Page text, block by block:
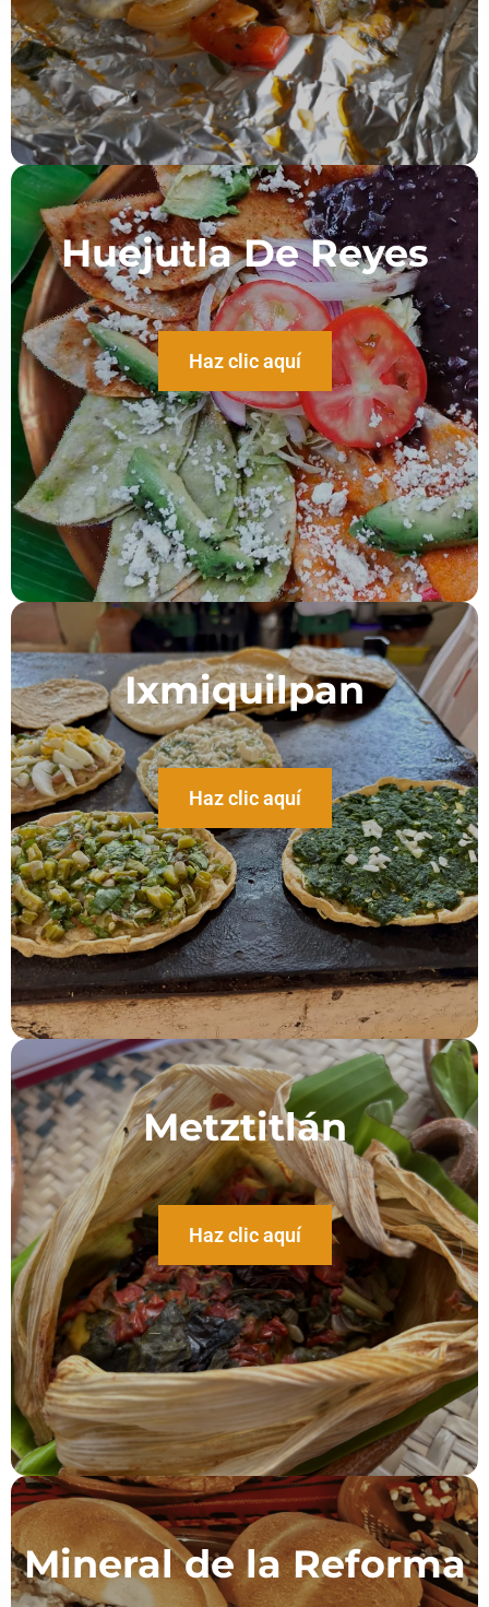
Huejutla De Reyes
Haz clic aquí
Ixmiquilpan
Haz clic aquí
Metztitlán
Haz clic aquí
Mineral de la Reforma